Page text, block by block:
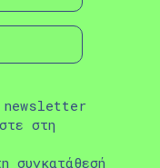
newsletter
στη
συγκατάθεσή